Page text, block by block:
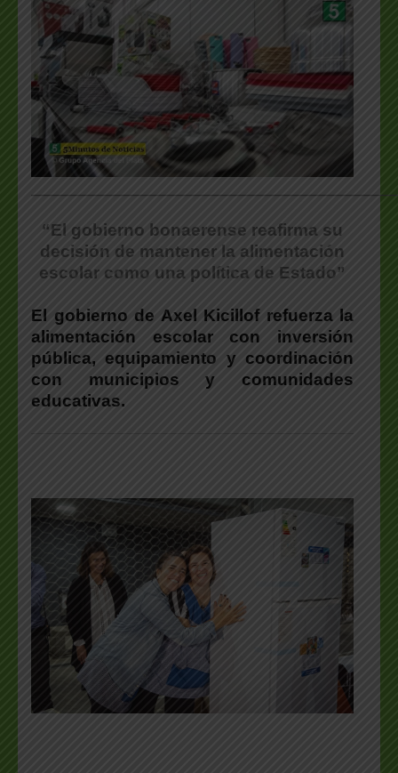
“El gobierno bonaerense reafirma su
decisión de mantener la alimentación
escolar como una política de Estado”
El gobierno de Axel Kicillof refuerza la
alimentación escolar con inversión
pública, equipamiento y coordinación
con municipios y comunidades
educativas.